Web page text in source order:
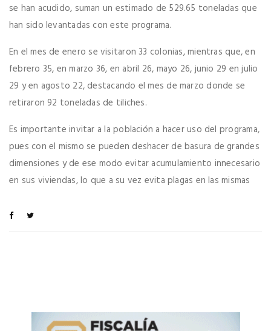
se han acudido, suman un estimado de 529.65 toneladas que
han sido levantadas con este programa.
En el mes de enero se visitaron 33 colonias, mientras que, en
febrero 35, en marzo 36, en abril 26, mayo 26, junio 29 en julio
29 y en agosto 22, destacando el mes de marzo donde se
retiraron 92 toneladas de tiliches.
Es importante invitar a la población a hacer uso del programa,
pues con el mismo se pueden deshacer de basura de grandes
dimensiones y de ese modo evitar acumulamiento innecesario
en sus viviendas, lo que a su vez evita plagas en las mismas